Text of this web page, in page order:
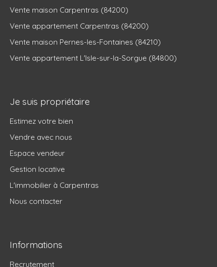
Vente maison Carpentras (84200)
Vente appartement Carpentras (84200)
Vente maison Pernes-les-Fontaines (84210)
Vente appartement L'Isle-sur-la-Sorgue (84800)
Je suis propriétaire
Estimez votre bien
Vendre avec nous
Espace vendeur
Gestion locative
L'immobilier à Carpentras
Nous contacter
Informations
Recrutement